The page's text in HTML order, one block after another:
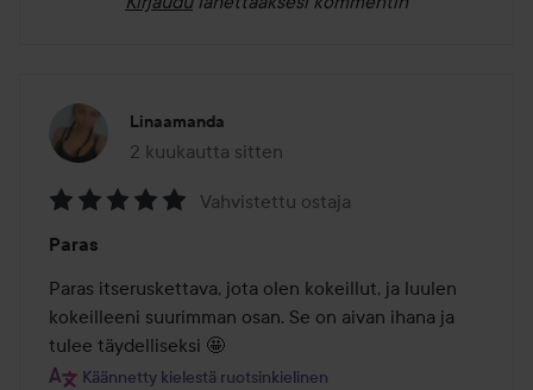
Linaamanda
2 kuukautta sitten
Viesti luotiin 2 kuukautta sitten
5
/
5
Vahvistettu ostaja
Paras
Paras itseruskettava, jota olen kokeillut, ja luulen
kokeilleeni suurimman osan. Se on aivan ihana ja
tulee täydelliseksi 🤩
Käännetty kielestä ruotsinkielinen